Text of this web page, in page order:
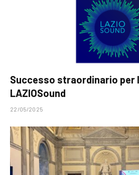
Successo straordinario per
LAZIOSound
22/05/2025